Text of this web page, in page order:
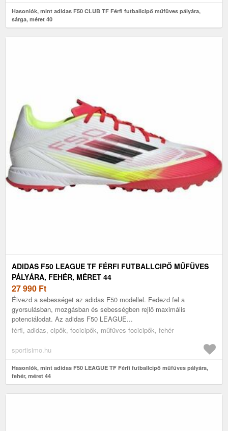
Hasonlók, mint adidas F50 CLUB TF Férfi futballcipő műfüves pályára,
sárga, méret 40
ADIDAS F50 LEAGUE TF FÉRFI FUTBALLCIPŐ MŰFÜVES
PÁLYÁRA, FEHÉR, MÉRET 44
27 990 Ft
Élvezd a sebességet az adidas F50 modellel. Fedezd fel a
gyorsulásban, mozgásban és sebességben rejlő maximális
potenciálodat. Az adidas F50 LEAGUE...
férfi, adidas, cipők, focicipők, műfüves focicipők, fehér
sportisimo.hu
Hasonlók, mint adidas F50 LEAGUE TF Férfi futballcipő műfüves pályára,
fehér, méret 44